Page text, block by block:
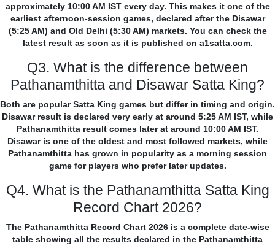
approximately 10:00 AM IST every day. This makes it one of the
earliest afternoon-session games, declared after the Disawar
(5:25 AM) and Old Delhi (5:30 AM) markets. You can check the
latest result as soon as it is published on a1satta.com.
Q3. What is the difference between
Pathanamthitta and Disawar Satta King?
Both are popular Satta King games but differ in timing and origin.
Disawar result is declared very early at around 5:25 AM IST, while
Pathanamthitta result comes later at around 10:00 AM IST.
Disawar is one of the oldest and most followed markets, while
Pathanamthitta has grown in popularity as a morning session
game for players who prefer later updates.
Q4. What is the Pathanamthitta Satta King
Record Chart 2026?
The Pathanamthitta Record Chart 2026 is a complete date-wise
table showing all the results declared in the Pathanamthitta